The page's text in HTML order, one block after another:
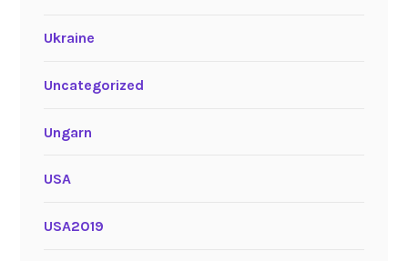
Ukraine
Uncategorized
Ungarn
USA
USA2019